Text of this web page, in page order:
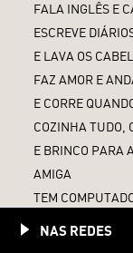
FALA INGLÊS E
ESCREVE
E LAVA OS
FAZ AMOR E
E CORRE
COZINHA TUDO,
E BRINCO PARA
AMIGA
TEM
NAS REDES